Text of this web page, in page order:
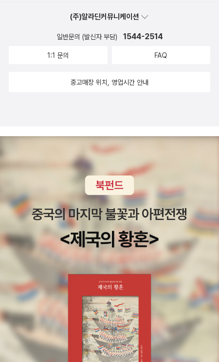
참된 해결법으로 공동체 감각을 증진하는 사회제도를 만들어내야 한
다고 거듭 강조했다. 그렇게 생각했기에 개인뿐만 아니라 가족, 공동
원칙을 발견하기를 커다란 목표로 삼았고 그러한 삶을 실천해왔다.
인간은 다시 사람으로서 존엄성을 되찾을 수 있었다고 근대 심리학자
로서의 생명(나)은 마음과 신체로 이루어져 있지만, 그것들은 부분이
아니다. 아들러 개인심리학의 ‘개인’(individual)은 나눌 수 없는 것이
고 개인심리학은 분할할 수 없는 전체로서의 개인을 다루는 심리학이
라는 의미이다. 개인의 권력지향성과 공동체적 감각이라는 두 힘의
관계가 개인의 성격형성에 중요하다고 주장했던 아들러는 이를 이해
함으로써 성격을 의식적으로 고칠 수 있다는 주장도 펼쳤다. 그리고
열등감 콤플렉스를 비롯하여 아들러 심리학의 여러 개념들은 이제 일
상용어처럼 사용되는 것이다. 모두의 삶을 위한 아들러 심리학 “나의
심리학은 (전문가들만의 것이 아니라) 모든 사람의 것이다.” 이런 아
들러의 말에서 알 수 있듯이 그는 모두의 삶을 위한 심리학에 애썼다.
때문에 아들러는 전문용어를 최대한 쓰지 않았고 그렇기에 그의 저서
는 읽기 쉽다. 이 책은 그의 저작 가운데 가장 널리 알려진 《인생방법
심리학 What life should mean to you》을 중심으로 ‘삶의 용기는
어떻게 일어나는가’ ‘삶의 고민 해결하는 100가지 말’ 위와 같은 테마
로 좀 더 나은 삶을 고민하는 이들이 즐겁게 읽을 수 있도록 가려 뽑아
(주)알라딘커뮤니케이션
일반문의 (발신자 부담) 1544-2514
1:1 문의 FAQ
중고매장 위치, 영업시간 안내